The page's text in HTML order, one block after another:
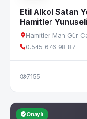
Etil Alkol Satan
Hamitler
Hamitler Mah Gür
0.545 676 98 87
7.155
Onaylı